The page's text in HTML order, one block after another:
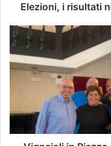
Elezioni, i risultati